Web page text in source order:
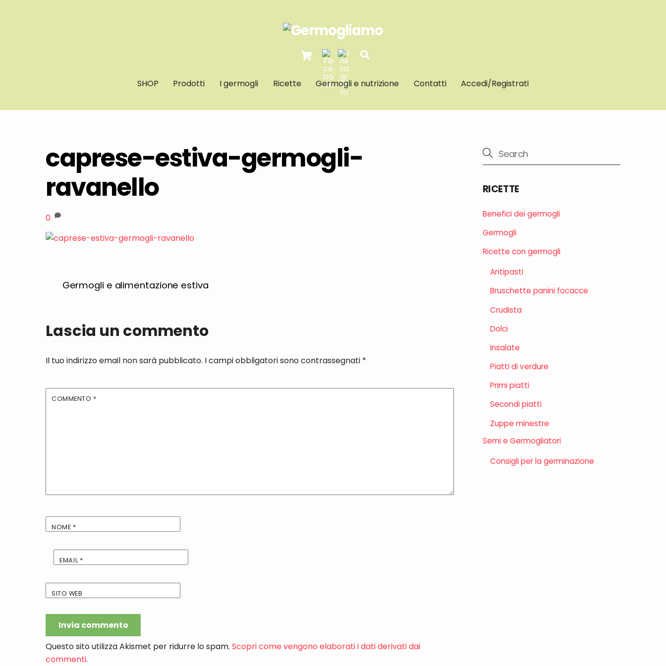
Cart
SHOP Prodotti I germogli Ricette Germogli e nutrizione Contatti Accedi/Registrati
caprese-estiva-germogli-
ravanello
0
Germogli e alimentazione estiva
Lascia un commento
Il tuo indirizzo email non sarà pubblicato. I campi obbligatori sono contrassegnati *
COMMENTO *
NOME *
EMAIL *
SITO WEB
Questo sito utilizza Akismet per ridurre lo spam. Scopri come vengono elaborati i dati derivati dai
commenti.
RICETTE
Benefici dei germogli
Germogli
Ricette con germogli
Antipasti
Bruschette panini focacce
Crudista
Dolci
Insalate
Piatti di verdure
Primi piatti
Secondi piatti
Zuppe minestre
Semi e Germogliatori
Consigli per la germinazione